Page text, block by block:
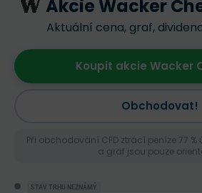
Akcie Wacker
Aktuální cena, graf,
Obchodovat!
Koupit akcie Wacker
Při obchodování CFD ztrácí peníze 77
a graf jsou pouze
STAV TRHU NEZNÁMÝ